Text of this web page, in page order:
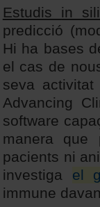
Estudis in
predicció
Hi ha bases
el cas de
seva
Advancing
software
manera que
pacients ni
investiga el
immune